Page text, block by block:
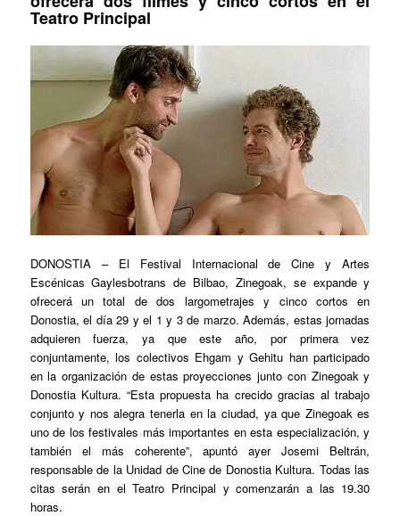
Teatro Principal
DONOSTIA – El Festival Internacional de Cine y Artes
Escénicas Gaylesbotrans de Bilbao, Zinegoak, se expande y
ofrecerá un total de dos largometrajes y cinco cortos en
Donostia, el día 29 y el 1 y 3 de marzo. Además, estas jornadas
adquieren fuerza, ya que este año, por primera vez
conjuntamente, los colectivos Ehgam y Gehitu han participado
en la organización de estas proyecciones junto con Zinegoak y
Donostia Kultura. “Esta propuesta ha crecido gracias al trabajo
conjunto y nos alegra tenerla en la ciudad, ya que Zinegoak es
uno de los festivales más importantes en esta especialización, y
también el más coherente”, apuntó ayer Josemi Beltrán,
responsable de la Unidad de Cine de Donostia Kultura. Todas las
citas serán en el Teatro Principal y comenzarán a las 19.30
horas.